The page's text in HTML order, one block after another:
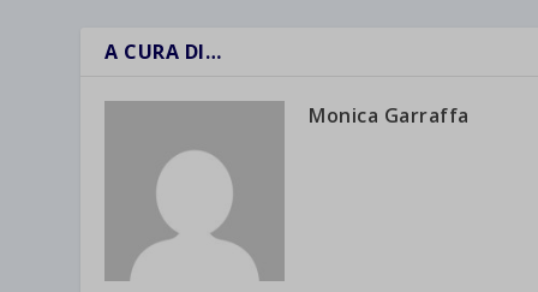
A CURA DI…
Monica Garraffa